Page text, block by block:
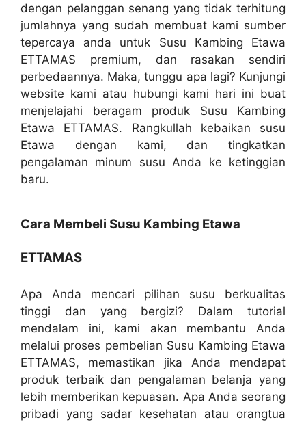
dengan pelanggan senang yang tidak terhitung
jumlahnya yang sudah membuat kami sumber
tepercaya anda untuk Susu Kambing Etawa
ETTAMAS premium, dan rasakan sendiri
perbedaannya. Maka, tunggu apa lagi? Kunjungi
website kami atau hubungi kami hari ini buat
menjelajahi beragam produk Susu Kambing
Etawa ETTAMAS. Rangkullah kebaikan susu
Etawa dengan kami, dan tingkatkan
pengalaman minum susu Anda ke ketinggian
baru.
Cara Membeli Susu Kambing Etawa
ETTAMAS
Apa Anda mencari pilihan susu berkualitas
tinggi dan yang bergizi? Dalam tutorial
mendalam ini, kami akan membantu Anda
melalui proses pembelian Susu Kambing Etawa
ETTAMAS, memastikan jika Anda mendapat
produk terbaik dan pengalaman belanja yang
lebih memberikan kepuasan. Apa Anda seorang
pribadi yang sadar kesehatan atau orangtua